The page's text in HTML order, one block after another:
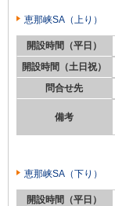
恵那峡SA（上り）
開設時間（平日）
開設時間（土日祝）
問合せ先
備考
恵那峡SA（下り）
開設時間（平日）